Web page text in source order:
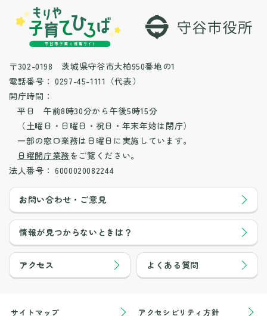
〒302-0198 茨城県守谷市大柏950番地の1
電話番号： 0297-45-1111（代表）
開庁時間：
平日 午前8時30分から午後5時15分
（土曜日・日曜日・祝日・年末年始は閉庁）
一部の窓口業務は日曜日に実施しています。
日曜開庁業務をご覧ください。
法人番号： 6000020082244
お問い合わせ・ご意見
情報が見つからないときは？
アクセス よくある質問
サイトマップ アクセシビリティ方針